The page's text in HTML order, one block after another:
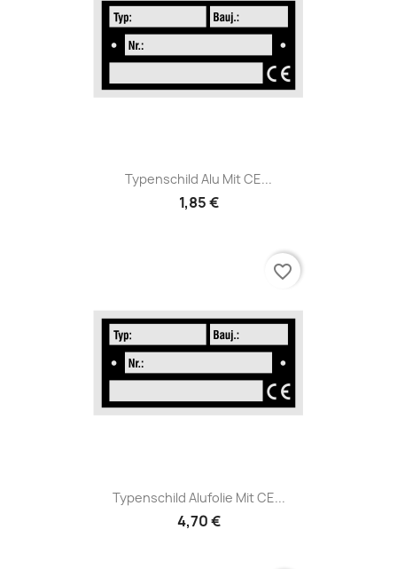
Typenschild Alu Mit CE...
1,85 €
Typenschild Alufolie Mit CE...
4,70 €
favorite_border